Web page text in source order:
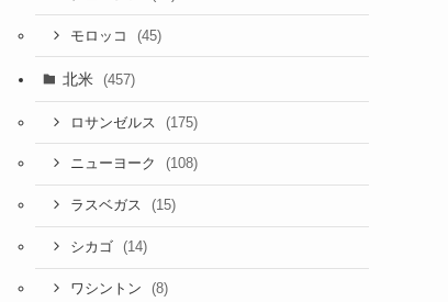
モロッコ (45)
北米 (457)
ロサンゼルス (175)
ニューヨーク (108)
ラスベガス (15)
シカゴ (14)
ワシントン (8)